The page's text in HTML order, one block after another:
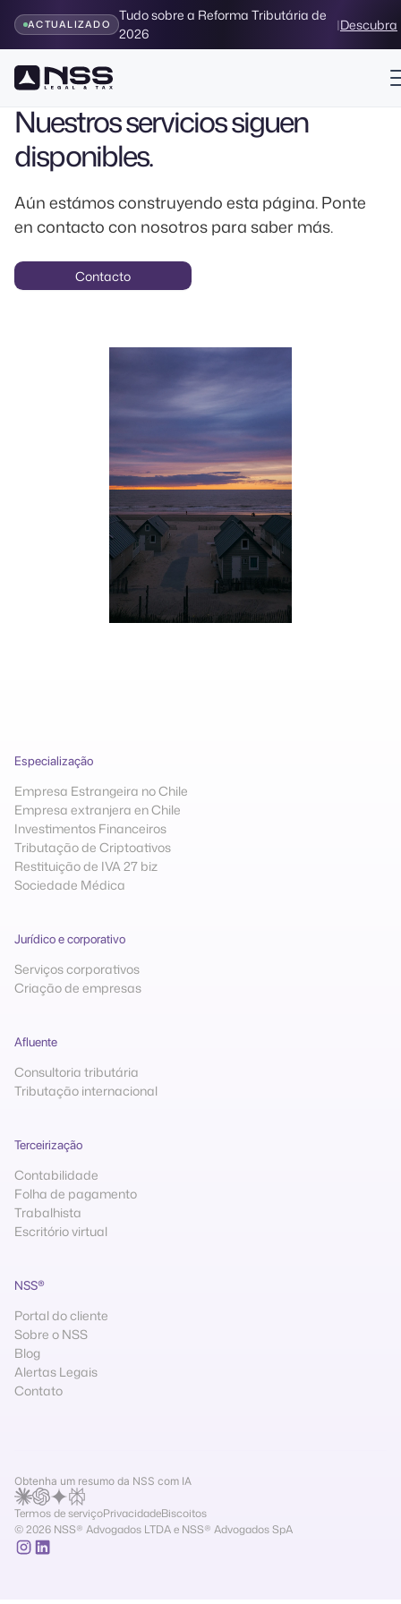
ACTUALIZADO
Tudo sobre a Reforma Tributária de
2026
|Descubra
Página en Construcción
Nuestros servicios siguen
disponibles.
Aún estámos construyendo esta página. Ponte
en contacto con nosotros para saber más.
Contacto
Especialização
Empresa Estrangeira no Chile
Empresa extranjera en Chile
Investimentos Financeiros
Tributação de Criptoativos
Restituição de IVA 27 biz
Sociedade Médica
Jurídico e corporativo
Serviços corporativos
Criação de empresas
Afluente
Consultoria tributária
Tributação internacional
Terceirização
Contabilidade
Folha de pagamento
Trabalhista
Escritório virtual
NSS®
Portal do cliente
Sobre o NSS
Blog
Alertas Legais
Contato
Obtenha um resumo da NSS com IA
Termos de serviçoPrivacidadeBiscoitos
© 2026 NSS® Advogados LTDA e NSS® Advogados SpA